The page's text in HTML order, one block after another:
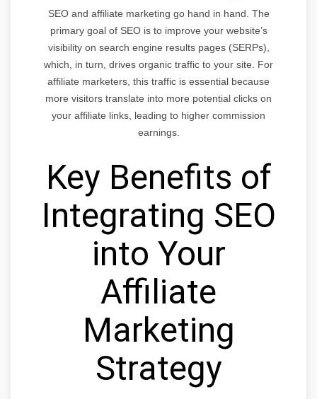
SEO and affiliate marketing go hand in hand. The
primary goal of SEO is to improve your website’s
visibility on search engine results pages (SERPs),
which, in turn, drives organic traffic to your site. For
affiliate marketers, this traffic is essential because
more visitors translate into more potential clicks on
your affiliate links, leading to higher commission
earnings.
Key Benefits of
Integrating SEO
into Your
Affiliate
Marketing
Strategy